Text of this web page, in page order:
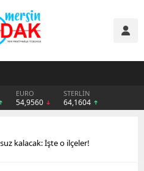
EURO
54,9560
STERLİN
64,1604
kalacak: İşte o ilçeler!